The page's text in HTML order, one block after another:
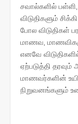
சவால்களில்
விடுதிகளும்
போல விடுதிகள்
மாணவ,
எனவே
ஏற்படுத்தி
மாணவர்களின்
நிறுவனங்களும்